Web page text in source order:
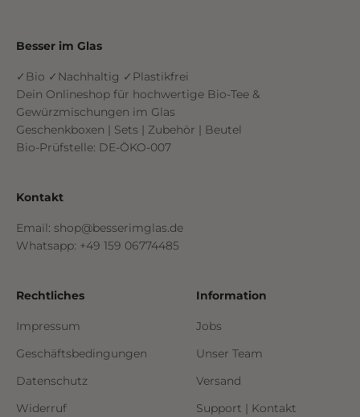
Besser im Glas
✓Bio ✓Nachhaltig ✓Plastikfrei
Dein Onlineshop für hochwertige Bio-Tee &
Gewürzmischungen im Glas
Geschenkboxen | Sets | Zubehör | Beutel
Bio-Prüfstelle: DE-ÖKO-007
Kontakt
Email: shop@besserimglas.de
Whatsapp: +49 159 06774485
Rechtliches
Impressum
Geschäftsbedingungen
Datenschutz
Widerruf
Information
Jobs
Unser Team
Versand
Support | Kontakt